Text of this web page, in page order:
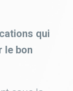
qui
le bon